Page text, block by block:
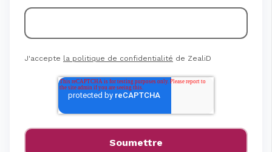
J'accepte la politique de confidentialité de ZealiD